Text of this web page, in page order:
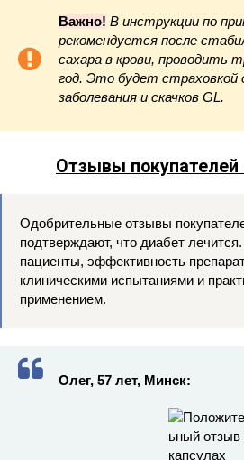
Важно! В инструкции по
рекомендуется после
сахара в крови, проводить
год. Это будет страховкой
заболевания и скачков GL.
Отзывы покупателей
Одобрительные отзывы
подтверждают, что диабет
пациенты, эффективность
клиническими испытаниями и
применением.
Олег, 57 лет, Минск: